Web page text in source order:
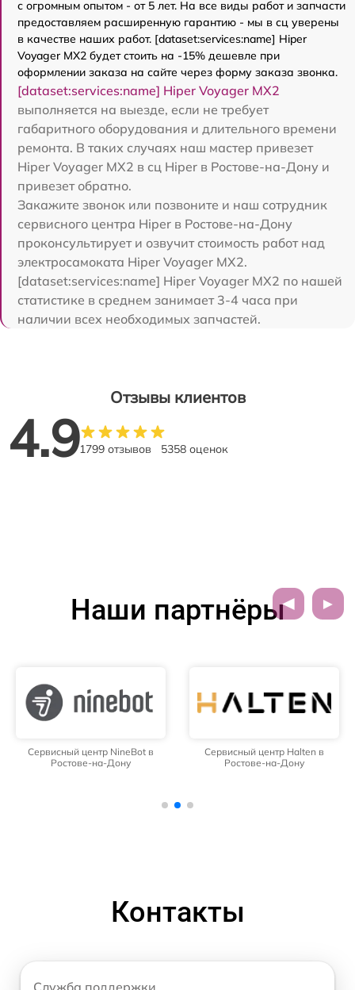
с огромным опытом - от 5 лет. На все виды работ и запчасти
предоставляем расширенную гарантию - мы в сц уверены
в качестве наших работ. [dataset:services:name] Hiper
Voyager MX2 будет стоить на -15% дешевле при
оформлении заказа на сайте через форму заказа звонка.
[dataset:services:name] Hiper Voyager MX2
выполняется на выезде, если не требует
габаритного оборудования и длительного времени
ремонта. В таких случаях наш мастер привезет
Hiper Voyager MX2 в сц Hiper в Ростове-на-Дону и
привезет обратно.
Закажите звонок или позвоните и наш сотрудник
сервисного центра Hiper в Ростове-на-Дону
проконсультирует и озвучит стоимость работ над
электросамоката Hiper Voyager MX2.
[dataset:services:name] Hiper Voyager MX2 по нашей
статистике в среднем занимает 3-4 часа при
наличии всех необходимых запчастей.
Отзывы клиентов
4.91799 отзывов 5358 оценок
Наши партнёры
Сервисный центр NineBot в
Ростове-на-Дону
Сервисный центр Halten в
Ростове-на-Дону
Контакты
Служба поддержки